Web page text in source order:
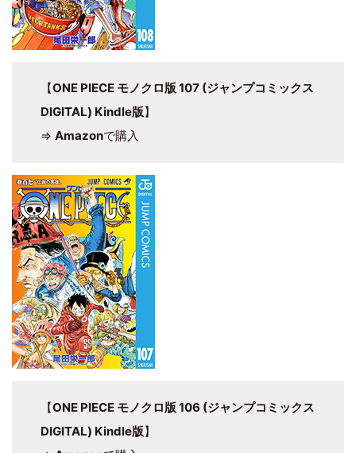
【ONE PIECE モノクロ版 107 (ジャンプコミックス
DIGITAL) Kindle版】
⇒ Amazonで購入
【ONE PIECE モノクロ版 106 (ジャンプコミックス
DIGITAL) Kindle版】